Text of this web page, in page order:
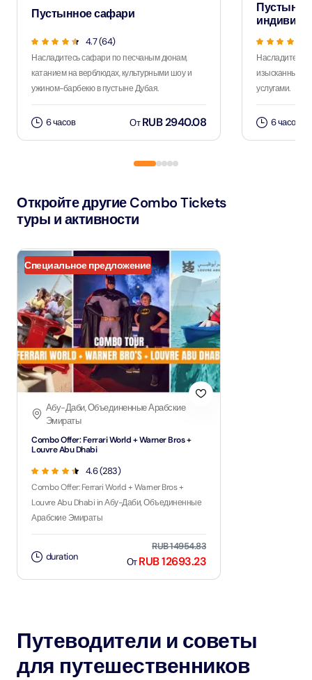
Пустынное сафари
4.7 (64)
Насладитесь сафари по песчаным дюнам,
катанием на верблюдах, культурными шоу и
ужином-барбекю в пустыне Дубая.
6 часов ОтRUB 2940.08
Насладитесь
изысканным
услугами.
6 часов
Откройте другие Combo Tickets
туры и активности
Специальное предложение
Абу-Даби, Объединенные Арабские
Эмираты
Combo Offer: Ferrari World + Warner Bros +
Louvre Abu Dhabi
4.6 (283)
Combo Offer: Ferrari World + Warner Bros +
Louvre Abu Dhabi in Абу-Даби, Объединенные
Арабские Эмираты
duration
RUB 14954.83
ОтRUB 12693.23
Путеводители и советы
для путешественников